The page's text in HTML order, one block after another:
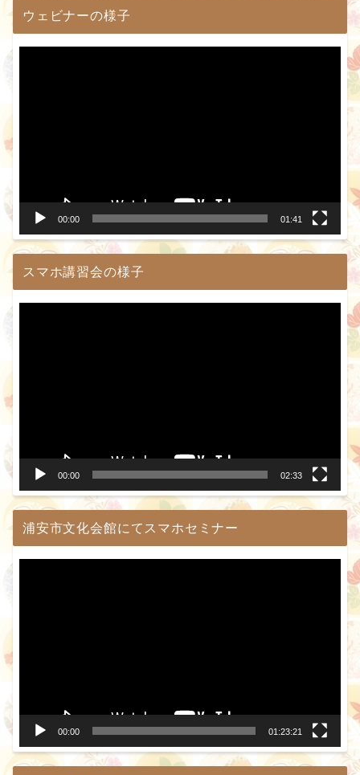
ウェビナーの様子
00:00 01:41
スマホ講習会の様子
00:00 02:33
浦安市文化会館にてスマホセミナー
00:00 01:23:21